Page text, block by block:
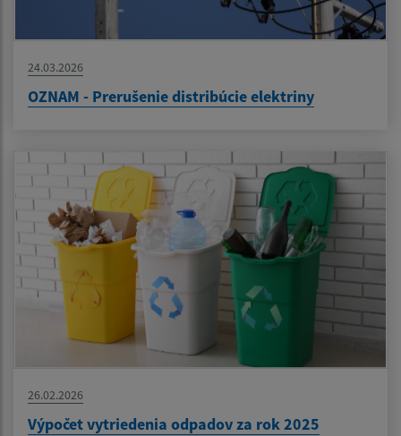
24.03.2026
OZNAM - Prerušenie distribúcie elektriny
26.02.2026
Výpočet vytriedenia odpadov za rok 2025